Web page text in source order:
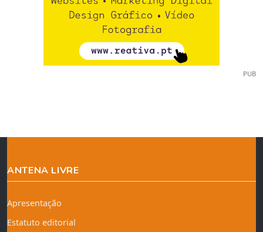
PUB
ANTENA LIVRE
Apresentação
Estatuto editorial